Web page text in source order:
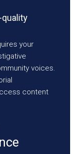
your
voices.
content